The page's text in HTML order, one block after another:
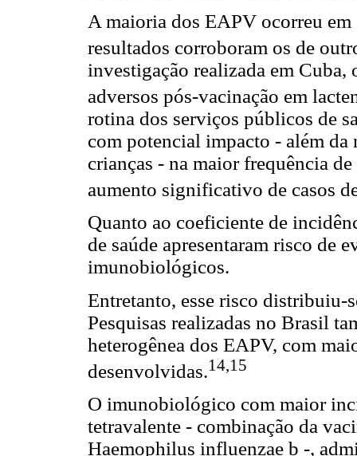
A maioria dos EAPV ocorreu em
resultados corroboram os de
investigação realizada em
adversos pós-vacinação em
rotina dos serviços públicos de
com potencial impacto - além
crianças - na maior frequência
aumento significativo de casos
Quanto ao coeficiente de
de saúde apresentaram risco de
imunobiológicos.
Entretanto, esse risco distribuiu-
Pesquisas realizadas no Brasil
heterogênea dos EAPV, com
desenvolvidas.14,15
O imunobiológico com maior
tetravalente - combinação da
Haemophilus influenzae b -,